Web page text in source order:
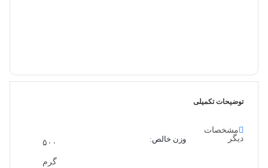
توضیحات تکمیلی
مشخصات
دیگر
وزن خالص: ۵۰۰
گرم